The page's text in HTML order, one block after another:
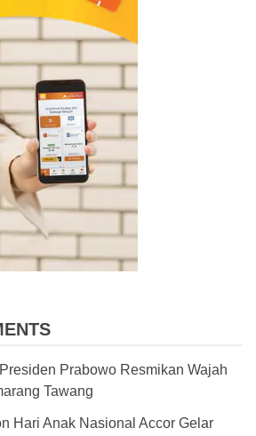
Presiden Prabowo Resmikan Wajah
Tawang
Hari Anak Nasional Accor Gelar